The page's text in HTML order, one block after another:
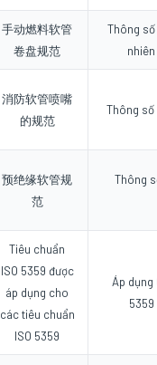
手动燃料软管
卷盘规范
Thông
消防软管喷嘴
的规范
Thông
预绝缘软管规
范
Thông
Tiêu chuẩn
ISO 5359 được
áp dụng cho
các tiêu chuẩn
ISO 5359
Áp dụng